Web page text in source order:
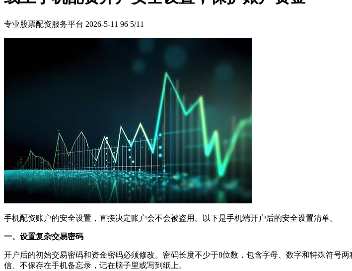
专业股票配资服务平台 2026-5-11 96 5/11
手机配资账户的安全设置，直接决定账户会不会被盗用。以下是手机端开户后的安全设置清单。
一、设置复杂交易密码
开户后的初始交易密码和资金密码必须修改。密码长度不少于8位数，包含字母、数字和特殊符号
信、不保存在手机备忘录，记在脑子里或写到纸上。